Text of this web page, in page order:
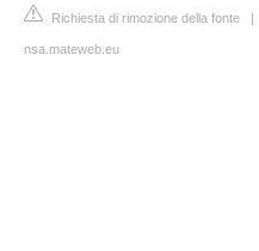
Richiesta di rimozione della fonte |
nsa.mateweb.eu